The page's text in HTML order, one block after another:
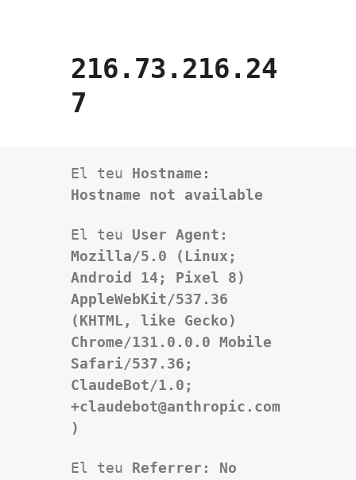
216.73.216.24
7
El teu Hostname:
Hostname not available
El teu User Agent:
Mozilla/5.0 (Linux;
Android 14; Pixel 8)
AppleWebKit/537.36
(KHTML, like Gecko)
Chrome/131.0.0.0 Mobile
Safari/537.36;
ClaudeBot/1.0;
+claudebot@anthropic.com
)
El teu Referrer: No